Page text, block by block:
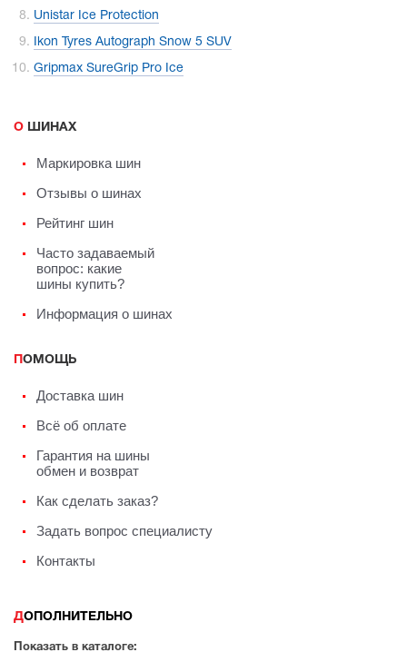
Unistar Ice Protection
Ikon Tyres Autograph Snow 5 SUV
Gripmax SureGrip Pro Ice
О ШИНАХ
Маркировка шин
Отзывы о шинах
Рейтинг шин
Часто задаваемый
вопрос: какие
шины купить?
Информация о шинах
ПОМОЩЬ
Доставка шин
Всё об оплате
Гарантия на шины
обмен и возврат
Как сделать заказ?
Задать вопрос специалисту
Контакты
ДОПОЛНИТЕЛЬНО
Показать в каталоге: